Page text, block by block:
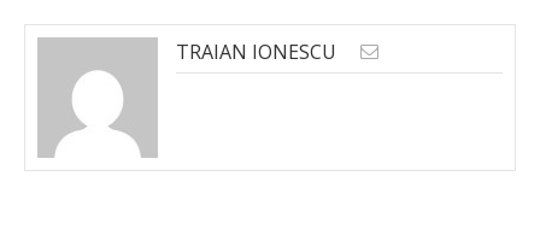
TRAIAN IONESCU